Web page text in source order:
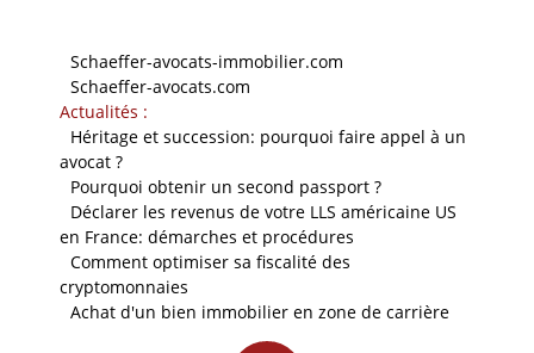
Schaeffer-avocats-immobilier.com
Schaeffer-avocats.com
Actualités :
Héritage et succession: pourquoi faire appel à un
avocat ?
Pourquoi obtenir un second passport ?
Déclarer les revenus de votre LLS américaine US
en France: démarches et procédures
Comment optimiser sa fiscalité des
cryptomonnaies
Achat d'un bien immobilier en zone de carrière